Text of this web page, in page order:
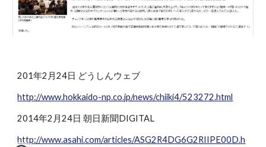
201年2月24日 どうしんウェブ
http://www.hokkaido-np.co.jp/news/chiiki4/523272.html
2014年2月24日 朝日新聞DIGITAL
http://www.asahi.com/articles/ASG2R4DG6G2RIIPE00D.h